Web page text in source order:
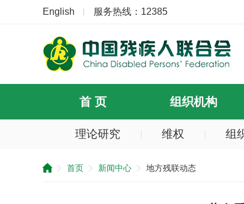
English 服务热线：12385
首 页 组织机构
理论研究 维权 组
首页 新闻中心 地方残联动态